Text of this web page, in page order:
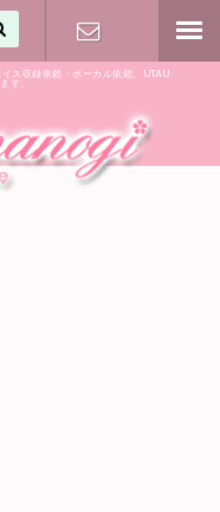
ス収録依頼・ボーカル依頼、UTAU
す。
気軽に♪